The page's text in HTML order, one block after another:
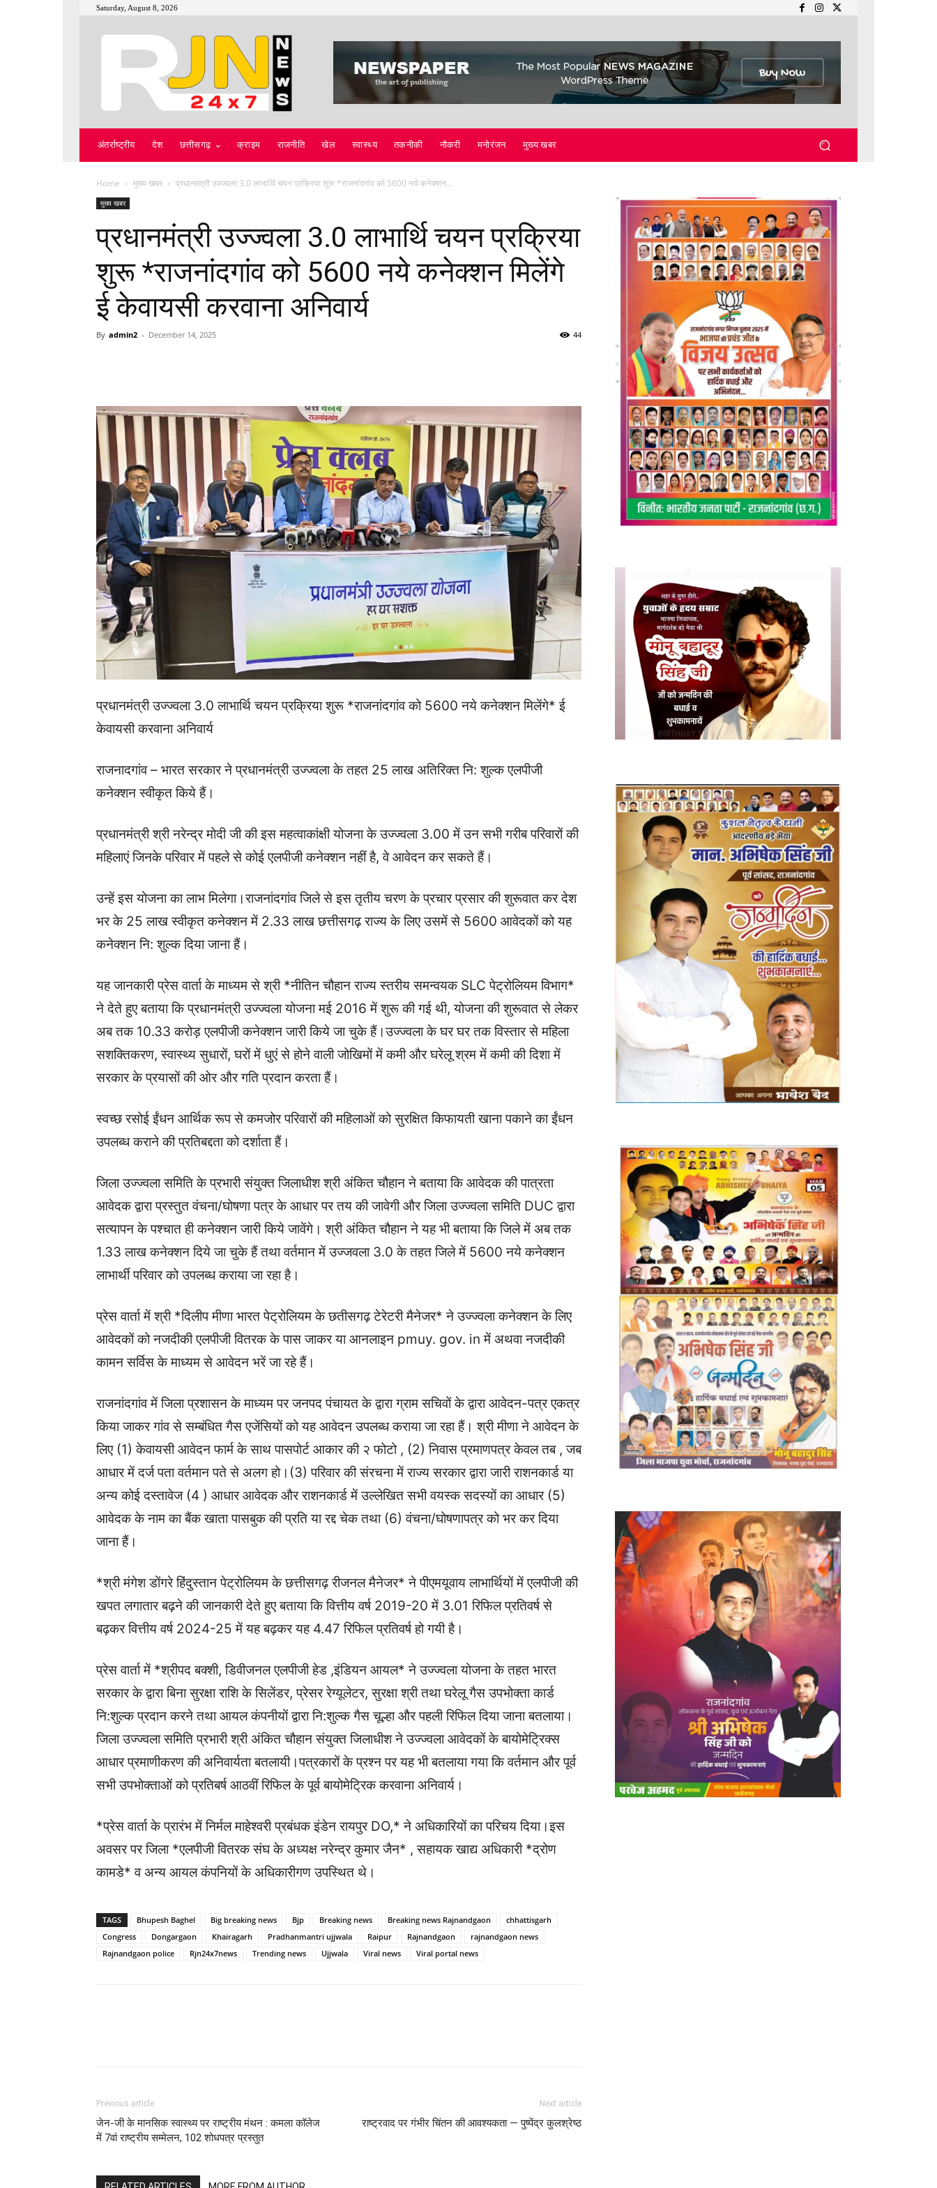
Saturday, August 8, 2026
अंतर्राष्ट्रीय देश छत्तीसगढ़ क्राइम राजनीति खेल स्वास्थ्य तकनीकी नौकरी मनोरंजन मुख्य खबर
Home मुख्य खबर प्रधानमंत्री उज्ज्वला 3.0 लाभार्थि चयन प्रक्रिया शुरू *राजनांदगांव को 5600 नये कनेक्शन...
मुख्य खबर
प्रधानमंत्री उज्ज्वला 3.0 लाभार्थि चयन प्रक्रिया
शुरू *राजनांदगांव को 5600 नये कनेक्शन मिलेंगे
ई केवायसी करवाना अनिवार्य
By admin2 - December 14, 2025 44
प्रधानमंत्री उज्ज्वला 3.0 लाभार्थि चयन प्रक्रिया शुरू *राजनांदगांव को 5600 नये कनेक्शन मिलेंगे* ई
केवायसी करवाना अनिवार्य
राजनादगांव – भारत सरकार ने प्रधानमंत्री उज्ज्वला के तहत 25 लाख अतिरिक्त नि: शुल्क एलपीजी
कनेक्शन स्वीकृत किये हैं।
प्रधानमंत्री श्री नरेन्द्र मोदी जी की इस महत्वाकांक्षी योजना के उज्ज्वला 3.00 में उन सभी गरीब परिवारों की
महिलाएं जिनके परिवार में पहले से कोई एलपीजी कनेक्शन नहीं है, वे आवेदन कर सकते हैं।
उन्हें इस योजना का लाभ मिलेगा।राजनांदगांव जिले से इस तृतीय चरण के प्रचार प्रसार की शुरूवात कर देश
भर के 25 लाख स्वीकृत कनेक्शन में 2.33 लाख छत्तीसगढ़ राज्य के लिए उसमें से 5600 आवेदकों को यह
कनेक्शन नि: शुल्क दिया जाना हैं।
यह जानकारी प्रेस वार्ता के माध्यम से श्री *नीतिन चौहान राज्य स्तरीय समन्वयक SLC पेट्रोलियम विभाग*
ने देते हुए बताया कि प्रधानमंत्री उज्ज्वला योजना मई 2016 में शुरू की गई थी, योजना की शुरूवात से लेकर
अब तक 10.33 करोड़ एलपीजी कनेक्शन जारी किये जा चुके हैं।उज्ज्वला के घर घर तक विस्तार से महिला
सशक्तिकरण, स्वास्थ्य सुधारों, घरों में धुएं से होने वाली जोखिमों में कमी और घरेलू श्रम में कमी की दिशा में
सरकार के प्रयासों की ओर और गति प्रदान करता हैं।
स्वच्छ रसोई ईंधन आर्थिक रूप से कमजोर परिवारों की महिलाओं को सुरक्षित किफायती खाना पकाने का ईंधन
उपलब्ध कराने की प्रतिबद्दता को दर्शाता हैं।
जिला उज्ज्वला समिति के प्रभारी संयुक्त जिलाधीश श्री अंकित चौहान ने बताया कि आवेदक की पात्रता
आवेदक द्वारा प्रस्तुत वंचना/घोषणा पत्र के आधार पर तय की जावेगी और जिला उज्ज्वला समिति DUC द्वारा
सत्यापन के पश्चात ही कनेक्शन जारी किये जावेंगे। श्री अंकित चौहान ने यह भी बताया कि जिले में‌ अब तक
1.33 लाख कनेक्शन दिये जा चुके हैं तथा वर्तमान में उज्जवला 3.0 के तहत जिले में 5600 नये कनेक्शन
लाभार्थी परिवार को उपलब्ध कराया जा रहा है।
प्रेस वार्ता में श्री *दिलीप मीणा भारत पेट्रोलियम के छतीसगढ़ टेरेटरी मैनेजर* ने उज्ज्वला कनेक्शन के लिए
आवेदकों को नजदीकी एलपीजी वितरक के पास जाकर या आनलाइन pmuy. gov. in में अथवा नजदीकी
कामन सर्विस के माध्यम से आवेदन भरें जा रहे हैं।
राजनांदगांव में जिला प्रशासन के माध्यम पर जनपद पंचायत के द्वारा ग्राम सचिवों के द्वारा आवेदन-पत्र एकत्र
किया जाकर गांव से सम्बंधित गैस एजेंसियों को यह आवेदन उपलब्ध कराया जा रहा हैं। श्री मीणा ने आवेदन के
लिए (1) केवायसी आवेदन फार्म के साथ पासपोर्ट आकार की २ फोटो , (2) निवास प्रमाणपत्र केवल तब , जब
आधार में दर्ज पता वर्तमान पते से अलग हो।(3) परिवार की संरचना में राज्य सरकार द्वारा जारी राशनकार्ड या
अन्य कोई दस्तावेज (4 ) आधार आवेदक और राशनकार्ड में उल्लेखित सभी वयस्क सदस्यों का आधार (5)
आवेदक के नाम का बैंक खाता पासबुक की प्रति या रद्द चेक तथा (6) वंचना/घोषणापत्र को भर कर दिया
जाना हैं।
*श्री मंगेश डोंगरे हिंदुस्तान पेट्रोलियम के छत्तीसगढ़ रीजनल मैनेजर* ने पीएमयूवाय लाभार्थियों में एलपीजी की
खपत लगातार बढ़ने की जानकारी देते हुए बताया कि वित्तीय वर्ष 2019-20 में 3.01 रिफिल प्रतिवर्ष से
बढ़कर वित्तीय वर्ष 2024-25 में यह बढ़कर यह 4.47 रिफिल प्रतिवर्ष हो गयी है।
प्रेस वार्ता में *श्रीपद बक्शी, डिवीजनल एलपीजी हेड ,इंडियन आयल* ने उज्ज्वला योजना के तहत भारत
सरकार के द्वारा बिना सुरक्षा राशि के सिलेंडर, प्रेसर रेग्यूलेटर, सुरक्षा श्री तथा घरेलू गैस उपभोक्ता कार्ड
नि:शुल्क प्रदान करने तथा आयल कंपनीयों द्वारा नि:शुल्क गैस चूल्हा और पहली रिफिल दिया जाना बतलाया।
जिला उज्ज्वला समिति प्रभारी श्री अंकित चौहान संयुक्त जिलाधीश ने उज्ज्वला आवेदकों के बायोमेट्रिक्स
आधार प्रमाणीकरण की अनिवार्यता बतलायी।पत्रकारों के प्रश्न पर यह भी बतलाया गया कि वर्तमान और पूर्व
सभी उपभोक्ताओं को प्रतिबर्ष आठवीं रिफिल के पूर्व बायोमेट्रिक करवाना अनिवार्य।
*प्रेस वार्ता के प्रारंभ में निर्मल माहेश्वरी प्रबंधक इंडेन रायपुर DO,* ने अधिकारियों का परिचय दिया।इस
अवसर पर जिला *एलपीजी वितरक संघ के अध्यक्ष नरेन्द्र कुमार जैन* , सहायक खाद्य अधिकारी *द्रोण
कामडे* व अन्य आयल कंपनियों के अधिकारीगण उपस्थित थे।
TAGS Bhupesh Baghel Big breaking news Bjp Breaking news Breaking news Rajnandgaon
chhattisgarh
Congress
Dongargaon Khairagarh Pradhanmantri ujjwala Raipur Rajnandgaon
rajnandgaon news
Rajnandgaon police
Rjn24x7news Trending news Ujjwala Viral news Viral portal news
Previous article
जेन-जी के मानसिक स्वास्थ्य पर राष्ट्रीय मंथन : कमला कॉलेज
में 7वां राष्ट्रीय सम्मेलन, 102 शोधपत्र प्रस्तुत
Next article
राष्ट्रवाद पर गंभीर चिंतन की आवश्यकता — पुष्पेंद्र कुलश्रेष्ठ